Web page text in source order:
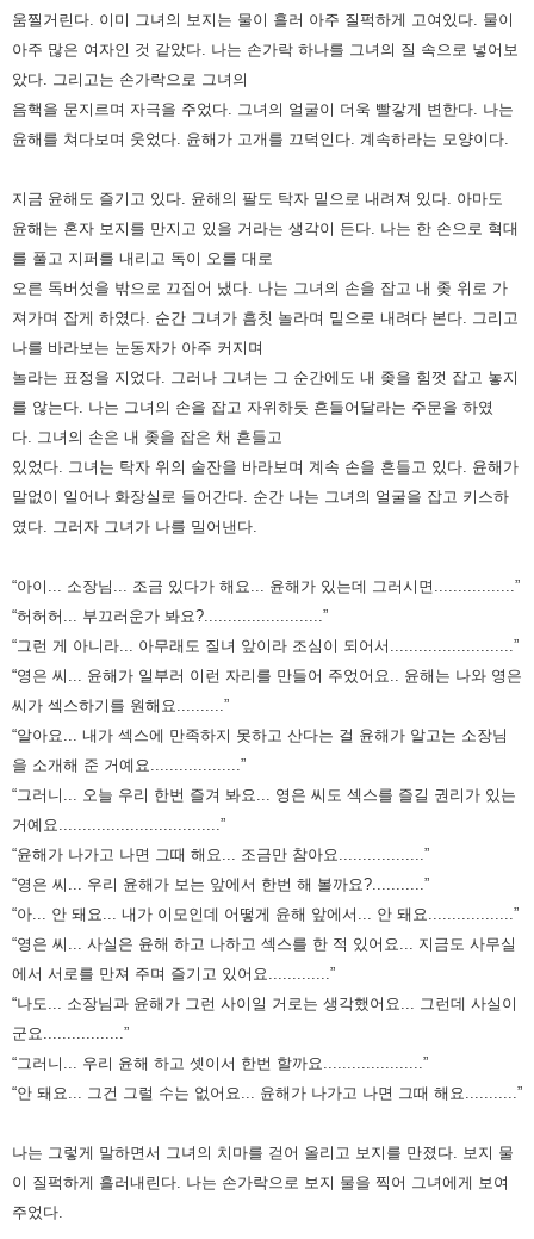
움찔거린다. 이미 그녀의 보지는 물이 흘러 아주 질퍽하게 고여있다. 물이
아주 많은 여자인 것 같았다. 나는 손가락 하나를 그녀의 질 속으로 넣어보
았다. 그리고는 손가락으로 그녀의
음핵을 문지르며 자극을 주었다.
그녀의 얼굴이 더욱 빨갛게 변한다. 나는
윤해를 쳐다보며 웃었다. 윤해가 고개를 끄덕인다. 계속하라는 모양이다.
지금 윤해도 즐기고 있다. 윤해의 팔도 탁자 밑으로 내려져 있다. 아마도
윤해는 혼자 보지를 만지고 있을 거라는 생각이 든다. 나는 한 손으로 혁대
를 풀고 지퍼를 내리고 독이 오를 대로
오른 독버섯을 밖으로 끄집어 냈다. 나는 그녀의 손을 잡고 내 좆 위로 가
져가며 잡게 하였다. 순간 그녀가 흠칫 놀라며 밑으로 내려다 본다. 그리고
나를 바라보는 눈동자가 아주 커지며
놀라는 표정을 지었다.
그러나 그녀는 그 순간에도 내 좆을 힘껏 잡고 놓지
를 않는다. 나는 그녀의 손을 잡고 자위하듯 흔들어달라는 주문을 하였
다.
그녀의 손은 내 좆을 잡은 채 흔들고
있었다. 그녀는 탁자 위의 술잔을 바라보며 계속 손을 흔들고 있다. 윤해가
말없이 일어나 화장실로 들어간다. 순간 나는 그녀의 얼굴을 잡고 키스하
였다. 그러자 그녀가 나를 밀어낸다.
“아이... 소장님... 조금 있다가 해요... 윤해가 있는데 그러시면.................”
“허허허... 부끄러운가 봐요?.........................”
“그런 게 아니라... 아무래도 질녀 앞이라 조심이 되어서..........................”
“영은 씨... 윤해가 일부러 이런 자리를 만들어 주었어요.. 윤해는 나와 영은
씨가 섹스하기를 원해요..........”
“알아요... 내가 섹스에 만족하지 못하고 산다는 걸 윤해가 알고는 소장님
을 소개해 준 거예요...................”
“그러니... 오늘 우리 한번 즐겨 봐요... 영은 씨도 섹스를 즐길 권리가 있는
거예요..................................”
“윤해가 나가고 나면 그때 해요... 조금만 참아요..................”
“영은 씨... 우리 윤해가 보는 앞에서 한번 해 볼까요?...........”
“아... 안 돼요... 내가 이모인데 어떻게 윤해 앞에서... 안 돼요..................”
“영은 씨... 사실은 윤해 하고 나하고 섹스를 한 적 있어요... 지금도 사무실
에서 서로를 만져 주며 즐기고 있어요.............”
“나도... 소장님과 윤해가 그런 사이일 거로는 생각했어요... 그런데 사실이
군요.................”
“그러니... 우리 윤해 하고 셋이서 한번 할까요.....................”
“안 돼요... 그건 그럴 수는 없어요... 윤해가 나가고 나면 그때 해요...........”
나는 그렇게 말하면서 그녀의 치마를 걷어 올리고 보지를 만졌다. 보지 물
이 질퍽하게 흘러내린다. 나는 손가락으로 보지 물을 찍어 그녀에게 보여
주었다.